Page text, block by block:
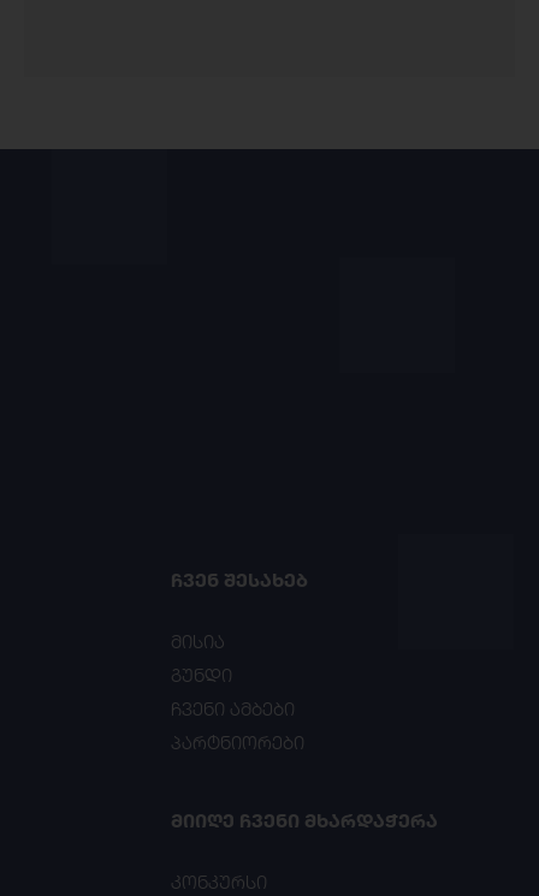
ᲩᲕᲔᲜ ᲨᲔᲡᲐᲮᲔᲑ
მისია
გუნდი
ჩვენი ამბები
პარტნიორები
ᲛᲘᲘᲦᲔ ᲩᲕᲔᲜᲘ ᲛᲮᲐᲠᲓᲐᲭᲔᲠᲐ
კონკურსი